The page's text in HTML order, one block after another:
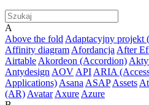
A
Above the fold Adaptacyjny projekt
Affinity diagram Afordancja After
Airtable Akordeon (Accordion)
Antydesign AOV API ARIA
Applications) Asana ASAP Assets
(AR) Avatar Axure Azure